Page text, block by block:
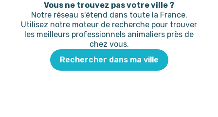
Vous ne trouvez pas votre ville ?
Notre réseau s'étend dans toute la France.
Utilisez notre moteur de recherche pour trouver
les meilleurs professionnels animaliers près de
chez vous.
Rechercher dans ma ville